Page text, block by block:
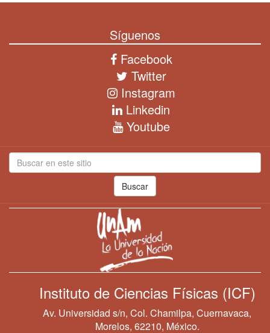
Síguenos
Facebook
Twitter
Instagram
Linkedin
Youtube
Buscar
Instituto de Ciencias Físicas (ICF)
Av. Universidad s/n, Col. Chamilpa, Cuernavaca,
Morelos, 62210, México.